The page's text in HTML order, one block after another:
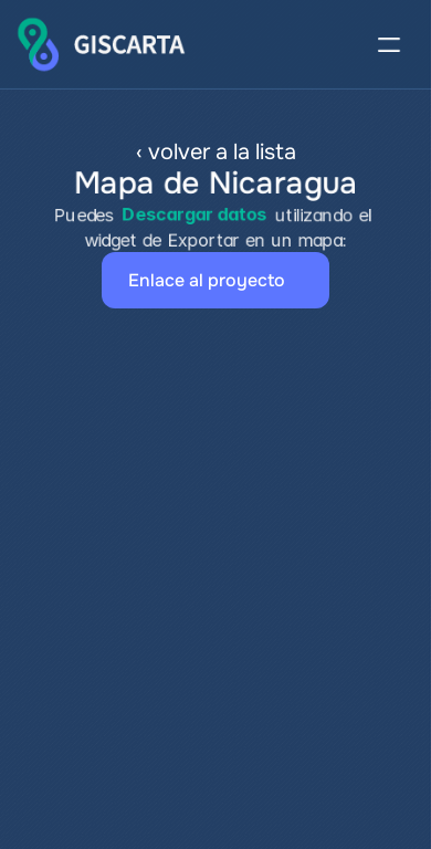
‹ volver a la lista
Mapa de Nicaragua
Puedes Descargar datos utilizando el
widget de Exportar en un mapa:
Enlace al proyecto